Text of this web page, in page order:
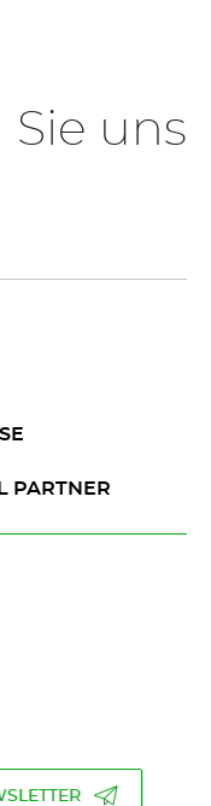
uns
PARTNER